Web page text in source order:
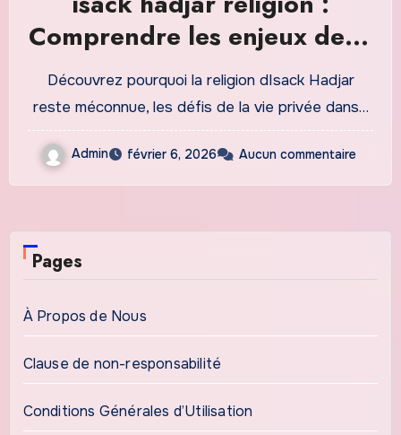
Comprendre les enjeux de la
vie privée des sportifs
professionnels
Découvrez pourquoi la religion dIsack Hadjar
reste méconnue, les défis de la vie privée dans…
Admin février 6, 2026 Aucun commentaire
Pages
À Propos de Nous
Clause de non-responsabilité
Conditions Générales d’Utilisation